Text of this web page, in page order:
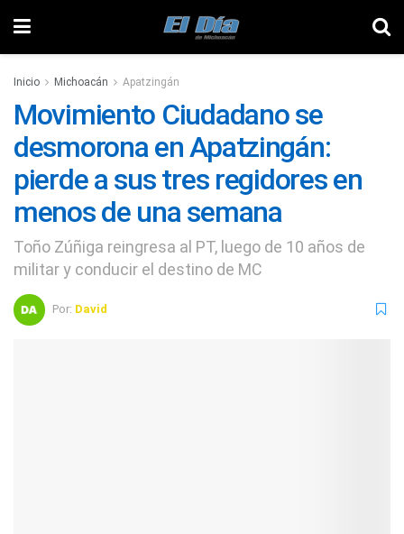
Inicio Michoacán Apatzingán
Movimiento Ciudadano se
desmorona en Apatzingán:
pierde a sus tres regidores en
menos de una semana
Toño Zúñiga reingresa al PT, luego de 10 años de
militar y conducir el destino de MC
Por: David